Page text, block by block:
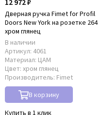
12 972 ₽
Дверная ручка Fimet for Рrofil
Doors New York на розетке 264
хром глянец
В наличии
Артикул: 4061
Материал: ЦАМ
Цвет: хром глянец
Производитель: Fimet
В корзину
Купить в 1 клик